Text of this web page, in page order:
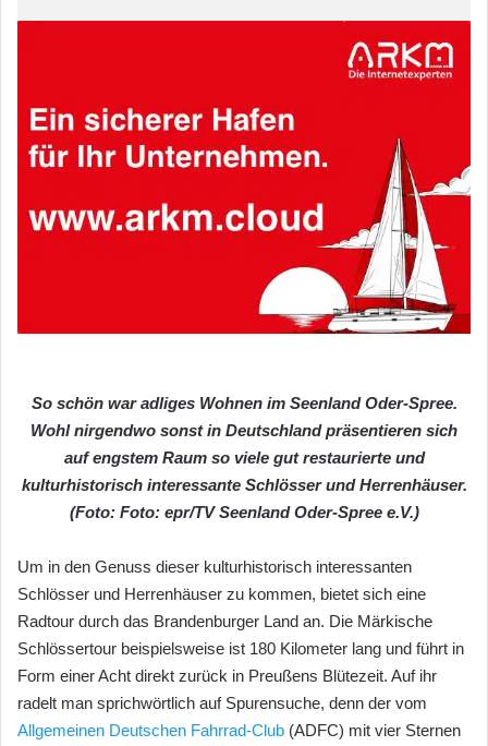
So schön war adliges Wohnen im Seenland Oder-Spree.
Wohl nirgendwo sonst in Deutschland präsentieren sich
auf engstem Raum so viele gut restaurierte und
kulturhistorisch interessante Schlösser und Herrenhäuser.
(Foto: Foto: epr/TV Seenland Oder-Spree e.V.)
Um in den Genuss dieser kulturhistorisch interessanten
Schlösser und Herrenhäuser zu kommen, bietet sich eine
Radtour durch das Brandenburger Land an. Die Märkische
Schlössertour beispielsweise ist 180 Kilometer lang und führt in
Form einer Acht direkt zurück in Preußens Blütezeit. Auf ihr
radelt man sprichwörtlich auf Spurensuche, denn der vom
Allgemeinen Deutschen Fahrrad-Club (ADFC) mit vier Sternen